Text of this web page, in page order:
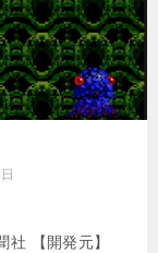
社 【開発元】